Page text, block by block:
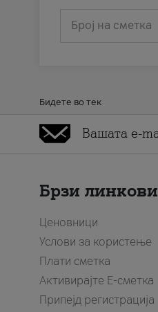
Број на сметка
Бидете во тек
Брзи линкови
Ценовници
Услови за користење
Плати сметка
Активирајте Е-сметка
Припејд регистрација